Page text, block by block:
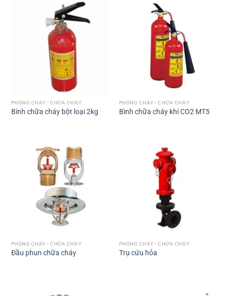
PHÒNG CHÁY - CHỮA CHÁY
Bình chữa cháy bột loại 2kg
PHÒNG CHÁY - CHỮA CHÁY
Bình chữa cháy khí CO2 MT5
PHÒNG CHÁY - CHỮA CHÁY
Đầu phun chữa cháy
PHÒNG CHÁY - CHỮA CHÁY
Trụ cứu hỏa